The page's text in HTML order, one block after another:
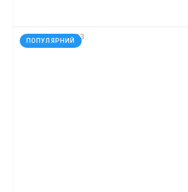
ПОПУЛЯРНИЙ
код: 32690023